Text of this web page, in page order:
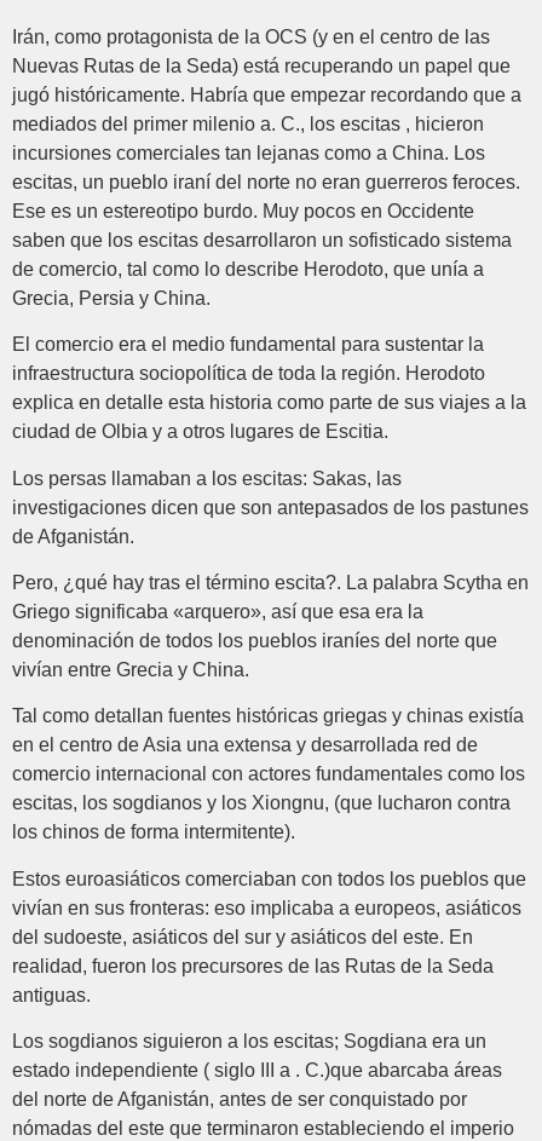
Irán, como protagonista de la OCS (y en el centro de las
Nuevas Rutas de la Seda) está recuperando un papel que
jugó históricamente. Habría que empezar recordando que a
mediados del primer milenio a. C., los escitas , hicieron
incursiones comerciales tan lejanas como a China. Los
escitas, un pueblo iraní del norte no eran guerreros feroces.
Ese es un estereotipo burdo. Muy pocos en Occidente
saben que los escitas desarrollaron un sofisticado sistema
de comercio, tal como lo describe Herodoto, que unía a
Grecia, Persia y China.
El comercio era el medio fundamental para sustentar la
infraestructura sociopolítica de toda la región. Herodoto
explica en detalle esta historia como parte de sus viajes a la
ciudad de Olbia y a otros lugares de Escitia.
Los persas llamaban a los escitas: Sakas, las
investigaciones dicen que son antepasados de los pastunes
de Afganistán.
Pero, ¿qué hay tras el término escita?. La palabra Scytha en
Griego significaba «arquero», así que esa era la
denominación de todos los pueblos iraníes del norte que
vivían entre Grecia y China.
Tal como detallan fuentes históricas griegas y chinas existía
en el centro de Asia una extensa y desarrollada red de
comercio internacional con actores fundamentales como los
escitas, los sogdianos y los Xiongnu, (que lucharon contra
los chinos de forma intermitente).
Estos euroasiáticos comerciaban con todos los pueblos que
vivían en sus fronteras: eso implicaba a europeos, asiáticos
del sudoeste, asiáticos del sur y asiáticos del este. En
realidad, fueron los precursores de las Rutas de la Seda
antiguas.
Los sogdianos siguieron a los escitas; Sogdiana era un
estado independiente ( siglo III a . C.)que abarcaba áreas
del norte de Afganistán, antes de ser conquistado por
nómadas del este que terminaron estableciendo el imperio